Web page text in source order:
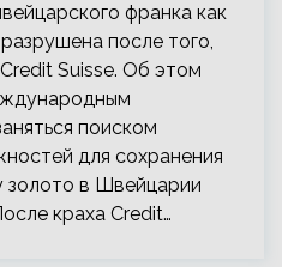
франка как
после того,
Suisse. Об этом
поиском
для сохранения
золото в Швейцарии
краха Credit…